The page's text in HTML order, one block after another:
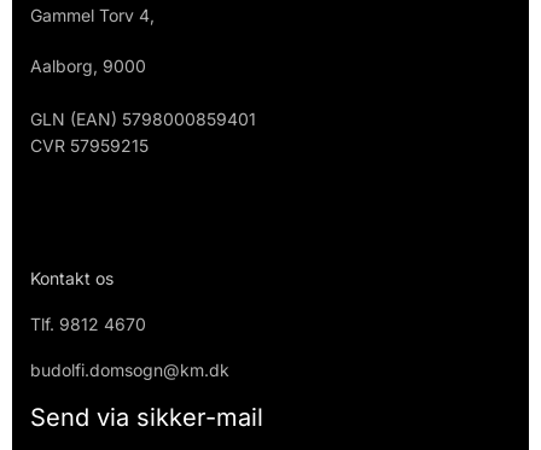
Gammel Torv 4,
Aalborg, 9000
GLN (EAN) 5798000859401
CVR 57959215
Kontakt os
Tlf. 9812 4670
budolfi.domsogn@km.dk
Send via sikker-mail